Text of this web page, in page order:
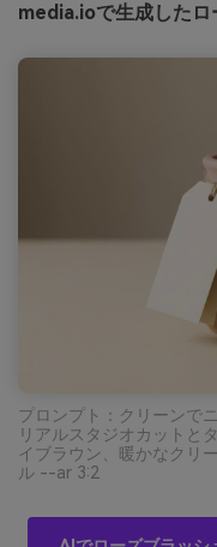
media.ioで生成したロ
プロンプト：クリーンで
リアルスタジオカットと
イブラウン、暖かなクリ
ル --ar 3:2